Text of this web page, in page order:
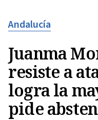
Andalucía
Juanma
resiste a
logra la
pide